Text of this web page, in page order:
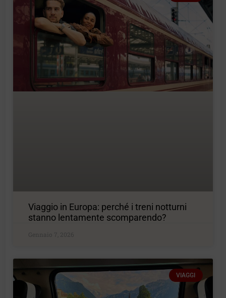
Viaggio in Europa: perché i treni notturni
stanno lentamente scomparendo?
Gennaio 7, 2026
VIAGGI